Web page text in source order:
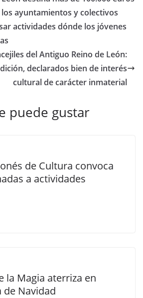
ayuntamientos y colectivos
actividades dónde los jóvenes
del Antiguo Reino de León:
declarados bien de interés
cultural de carácter inmaterial
puede gustar
de Cultura convoca
a actividades
la Magia aterriza en
de Navidad